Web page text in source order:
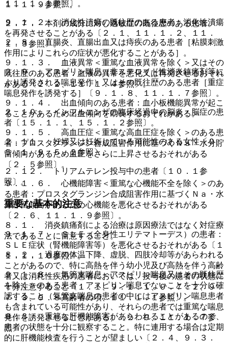
１１．１．１参照〕。
９．１．２． 消化性潰瘍の既往歴のある患者：消化性潰瘍
を再発させることがある〔２．１、１１．１．２、１１．
１．３参照〕。
９．１．３． 血液異常＜重篤な血液異常を除く＞又はその
既往歴のある患者：血液の異常を悪化又は再発させるおそれ
がある〔２．２、１１．１．４参照〕。
９．１．４． 出血傾向のある患者：血小板機能異常が起こ
ることがあるため出血傾向を助長するおそれがある。
９．１．５． 高血圧症＜重篤な高血圧症を除く＞のある患
者：プロスタグランジン合成阻害作用に基づくＮａ・水分貯
留傾向があるため血圧をさらに上昇させるおそれがある
〔２．５参照〕。
９．１．６． 心機能障害＜重篤な心機能不全を除く＞のあ
る患者：プロスタグランジン合成阻害作用に基づくＮａ・水
分貯留傾向があるため心機能を悪化させるおそれがある
〔２．６、１１．１．９参照〕。
９．１．７． ＳＬＥ（全身性エリテマトーデス）の患者：
ＳＬＥ症状（腎機能障害等）を悪化させるおそれがある〔１
１．１．１０参照〕。
９．１．８． 気管支喘息＜アスピリン喘息又はその既往歴
を除く＞のある患者：アスピリン喘息でないことを十分に確
認すること（気管支喘息の患者の中にはアスピリン喘息患者
も含まれている可能性があり、それらの患者では重篤な喘息
発作を誘発させることがある）〔２．９、１１．１．７参
照〕。
１．１．９参照〕。
２．７． 本剤の成分に対し過敏症の既往歴のある患者。
２．８． 直腸炎、直腸出血又は痔疾のある患者［粘膜刺激
作用によりこれらの症状が悪化することがある］。
２．９． アスピリン喘息（非ステロイド性消炎鎮痛剤等に
より誘発される喘息発作）又はその既往歴のある患者［重症
喘息発作を誘発する］〔９．１．８、１１．１．７参照〕。
２．１０． インフルエンザの臨床経過中の脳炎・脳症の患
者〔１５．１．１、１５．１．２参照〕。
２．１１． 妊婦又は妊娠している可能性のある女性〔９．
５．１、９．５．２参照〕。
２．１２． トリアムテレン投与中の患者〔１０．１参
照〕。
重要な基本的注意
８．１． 消炎鎮痛剤による治療は原因療法ではなく対症療
法であることに留意すること。
８．２． 過度の体温下降、虚脱、四肢冷却等があらわれる
ことがあるので、特に高熱を伴う幼小児及び高熱を伴う高齢
者又は消耗性疾患の患者においては、投与後の患者の状態に
十分注意すること〔１．１、９．１．１、９．７．２、９．
７．３、９．８高齢者の項、１１．１．１参照〕。
８．３． 重篤な肝機能障害があらわれることがあるので、
患者の状態を十分に観察すること。特に連用する場合は定期
的に肝機能検査を行うことが望ましい〔２．４、９．３．